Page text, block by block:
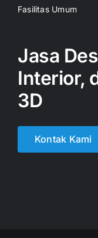
Fasilitas Umum
Jasa
Interior,
3D
Kontak Kami